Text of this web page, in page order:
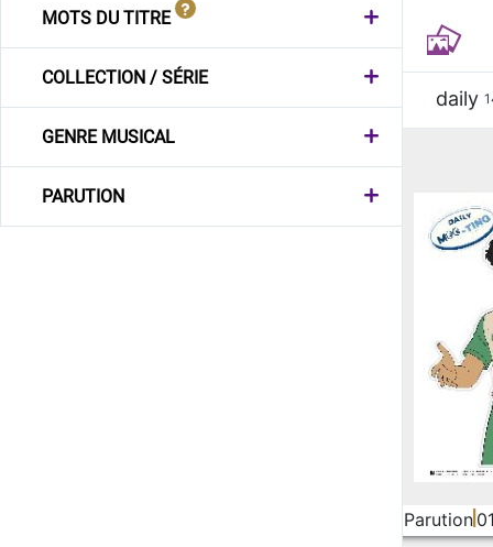
MOTS DU TITRE
COLLECTION / SÉRIE
GENRE MUSICAL
PARUTION
daily
Parution